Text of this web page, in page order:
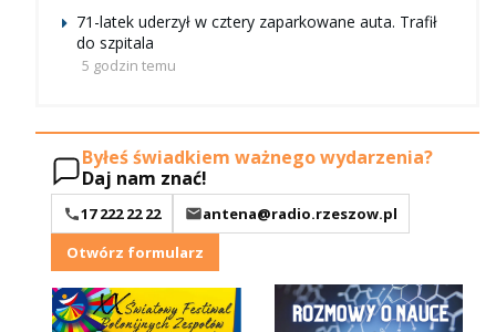
71-latek uderzył w cztery zaparkowane auta. Trafił
do szpitala
5 godzin temu
Byłeś świadkiem ważnego wydarzenia?
Daj nam znać!
17 222 22 22
antena@radio.rzeszow.pl
Otwórz formularz